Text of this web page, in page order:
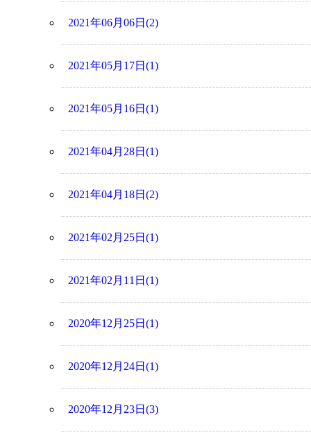
2021年06月06日(2)
2021年05月17日(1)
2021年05月16日(1)
2021年04月28日(1)
2021年04月18日(2)
2021年02月25日(1)
2021年02月11日(1)
2020年12月25日(1)
2020年12月24日(1)
2020年12月23日(3)